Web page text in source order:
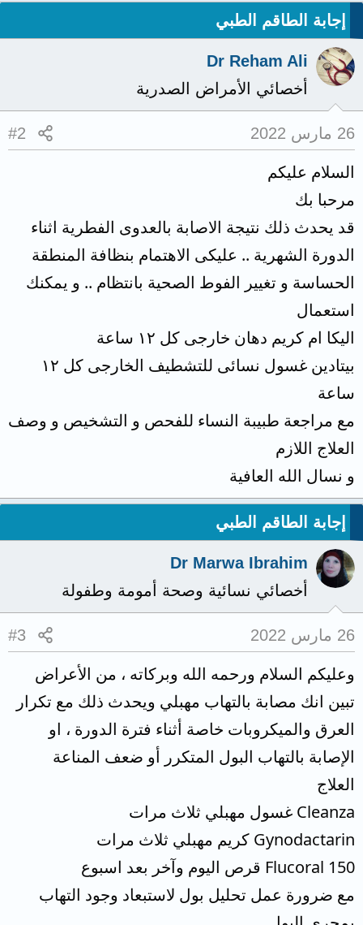
إجابة الطاقم الطبي
Dr Reham Ali
أخصائي الأمراض الصدرية
26 مارس 2022 #2
السلام عليكم
مرحبا بك
قد يحدث ذلك نتيجة الاصابة بالعدوى الفطرية اثناء
الدورة الشهرية .. عليكى الاهتمام بنظافة المنطقة
الحساسة و تغيير الفوط الصحية بانتظام .. و يمكنك
استعمال
اليكا ام كريم دهان خارجى كل ١٢ ساعة
بيتادين غسول نسائى للتشطيف الخارجى كل ١٢
ساعة
مع مراجعة طبيبة النساء للفحص و التشخيص و وصف
العلاج اللازم
و نسال الله العافية
إجابة الطاقم الطبي
Dr Marwa Ibrahim
أخصائي نسائية وصحة أمومة وطفولة
26 مارس 2022 #3
وعليكم السلام ورحمه الله وبركاته ، من الأعراض
تبين انك مصابة بالتهاب مهبلي ويحدث ذلك مع تكرار
العرق والميكروبات خاصة أثناء فترة الدورة ، او
الإصابة بالتهاب البول المتكرر أو ضعف المناعة
العلاج
Cleanza غسول مهبلي ثلاث مرات
Gynodactarin كريم مهبلي ثلاث مرات
Flucoral 150 قرص اليوم وآخر بعد اسبوع
مع ضرورة عمل تحليل بول لاستبعاد وجود التهاب